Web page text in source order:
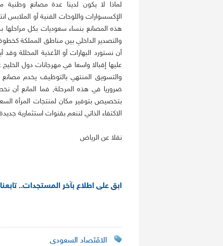
لماذا لا يكون لدينا عدة مصانع وطنية
الإكسسوارات واللوحات الفنية أو الملابس
هذه المصانع بنساء سعوديات بكل مراحلها
والتصدير الداخلي بين مناطق المملكة
أن نستورد البهارات أو الأغذية المخللة
عليها إقبالا واسعا في مهرجانات دول
والتسويق المنتهي بالتوظيف يخدم مصانع
ضروريا في هذه المرحلة, فما المانع أن
بتخصيص بتوفير مكان لمنتجات المرأة
الاكتفاء الذاتي لننعم بقنوات استثمارية
نقلا عن الرياض
ابق على اطلاع بآخر المستجدات..
الاقتصاد السعودى